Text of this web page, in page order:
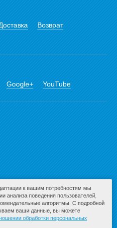
Возврат
Google+ YouTube
к вашим потребностям мы
анализа поведения пользователей,
алгоритмы. С подробной
ваши данные, вы можете
обработки персональных